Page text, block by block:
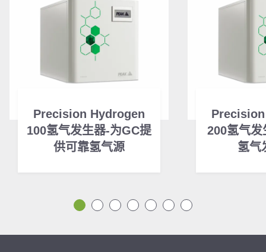
Precision Hydrogen
100氢气发生器-为GC提
供可靠氢气源
200氢气
氢气